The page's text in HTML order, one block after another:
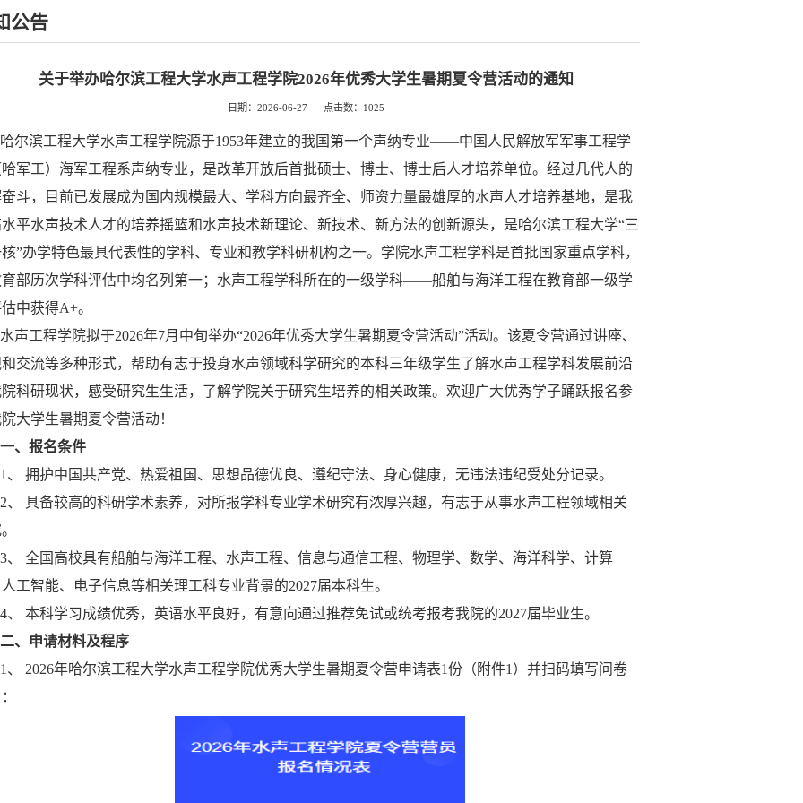
公告
关于举办哈尔滨工程大学水声工程学院2026年优秀大学生暑期夏令营活动的通知
日期：2026-06-27 点击数： 1025
哈尔滨工程大学水声工程学院源于1953年建立的我国第一个声纳专业——中国人民解放军军事工程学
军工）海军工程系声纳专业，是改革开放后首批硕士、博士、博士后人才培养单位。经过几代人的
斗，目前已发展成为国内规模最大、学科方向最齐全、师资力量最雄厚的水声人才培养基地，是我
平水声技术人才的培养摇篮和水声技术新理论、新技术、新方法的创新源头，是哈尔滨工程大学“三
”办学特色最具代表性的学科、专业和教学科研机构之一。学院水声工程学科是首批国家重点学科，
部历次学科评估中均名列第一；水声工程学科所在的一级学科——船舶与海洋工程在教育部一级学
中获得A+。
水声工程学院拟于2026年7月中旬举办“2026年优秀大学生暑期夏令营活动”活动。该夏令营通过讲座、
交流等多种形式，帮助有志于投身水声领域科学研究的本科三年级学生了解水声工程学科发展前沿
科研现状，感受研究生生活，了解学院关于研究生培养的相关政策。欢迎广大优秀学子踊跃报名参
大学生暑期夏令营活动！
一、 报名条件
1、 拥护中国共产党、热爱祖国、思想品德优良、遵纪守法、身心健康，无违法违纪受处分记录。
2、 具备较高的科研学术素养，对所报学科专业学术研究有浓厚兴趣，有志于从事水声工程领域相关
3、 全国高校具有船舶与海洋工程、水声工程、信息与通信工程、物理学、数学、海洋科学、计算
工智能、电子信息等相关理工科专业背景的2027届本科生。
4、 本科学习成绩优秀，英语水平良好，有意向通过推荐免试或统考报考我院的2027届毕业生。
二、 申请材料及程序
1、 2026年哈尔滨工程大学水声工程学院优秀大学生暑期夏令营申请表1份（附件1）并扫码填写问卷